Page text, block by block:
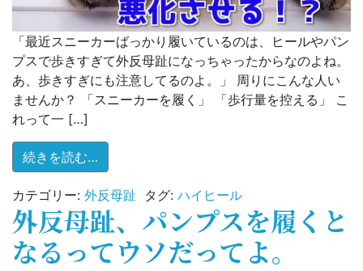
原
因
は
何？)
「最近スニーカーばっかり履いているのは、ヒールやパン
プスで歩きすぎて外反母趾になっちゃったからなのよね。
あ、歩きすぎにも注意してるのよ。」 周りにこんな人い
ませんか？ 「スニーカーを履く」 「歩行量を控える」 こ
れって一 […]
続きを読む…
カテゴリー: 外反母趾 タグ: ハイヒール
外反母趾、パンプスを履くと
なるってウソだってよ。